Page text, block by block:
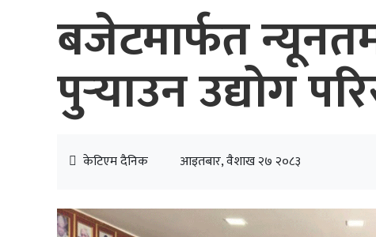
बजेटमार्फत
पुर्‍याउन उद्योग
केटिएम दैनिक आइतबार, वैशाख २७ २०८३